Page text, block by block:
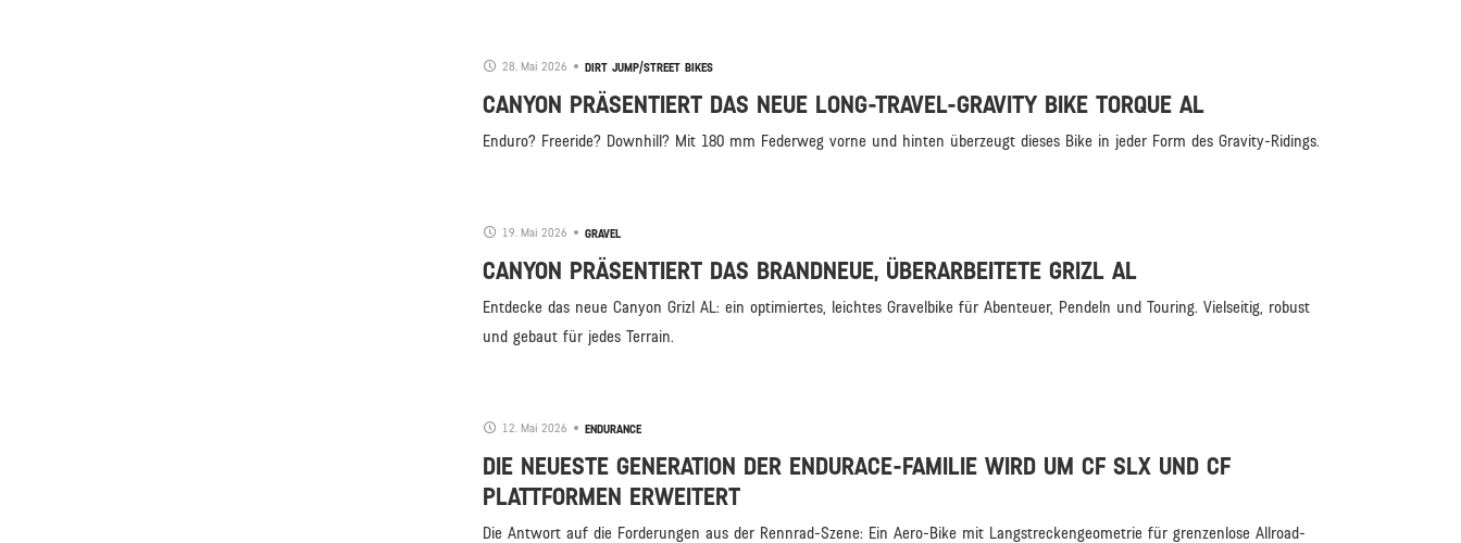
28. Mai 2026 DIRT JUMP/STREET BIKES
CANYON PRÄSENTIERT DAS NEUE LONG-TRAVEL-GRAVITY BIKE TORQUE AL
Enduro? Freeride? Downhill? Mit 180 mm Federweg vorne und hinten überzeugt dieses Bike in jeder Form des Gravity-Ridings.
19. Mai 2026 GRAVEL
CANYON PRÄSENTIERT DAS BRANDNEUE, ÜBERARBEITETE GRIZL AL
Entdecke das neue Canyon Grizl AL: ein optimiertes, leichtes Gravelbike für Abenteuer, Pendeln und Touring. Vielseitig, robust
und gebaut für jedes Terrain.
12. Mai 2026 ENDURANCE
DIE NEUESTE GENERATION DER ENDURACE-FAMILIE WIRD UM CF SLX UND CF
PLATTFORMEN ERWEITERT
Die Antwort auf die Forderungen aus der Rennrad-Szene: Ein Aero-Bike mit Langstreckengeometrie für grenzenlose Allroad-